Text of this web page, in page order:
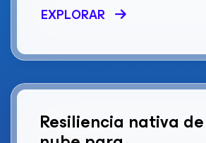
EXPLORAR
Resiliencia nativa